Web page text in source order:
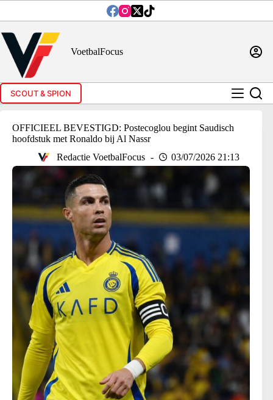
inhoud
VoetbalFocus
SCOUT & SPION
OFFICIEEL BEVESTIGD: Postecoglou begint Saudisch
hoofdstuk met Ronaldo bij Al Nassr
Redactie VoetbalFocus
03/07/2026 21:13